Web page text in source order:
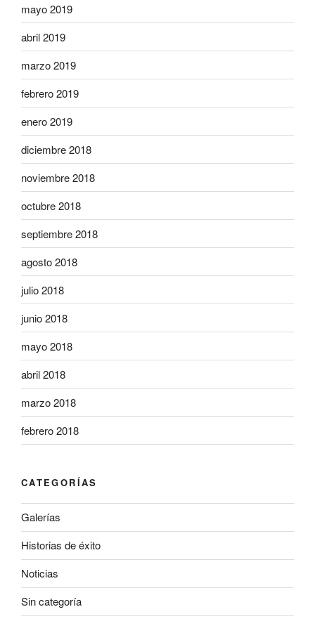
mayo 2019
abril 2019
marzo 2019
febrero 2019
enero 2019
diciembre 2018
noviembre 2018
octubre 2018
septiembre 2018
agosto 2018
julio 2018
junio 2018
mayo 2018
abril 2018
marzo 2018
febrero 2018
CATEGORÍAS
Galerías
Historias de éxito
Noticias
Sin categoría